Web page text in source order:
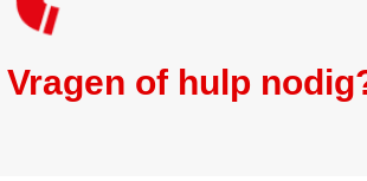
Vragen of hulp